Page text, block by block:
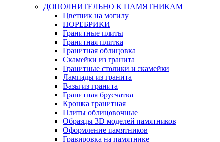
ДОПОЛНИТЕЛЬНО К ПАМЯТНИКАМ
Цветник на могилу
ПОРЕБРИКИ
Гранитные плиты
Гранитная плитка
Гранитная облицовка
Скамейки из гранита
Гранитные столики и скамейки
Лампады из гранита
Вазы из гранита
Гранитная брусчатка
Крошка гранитная
Плиты облицовочные
Образцы 3D моделей памятников
Оформление памятников
Гравировка на памятнике